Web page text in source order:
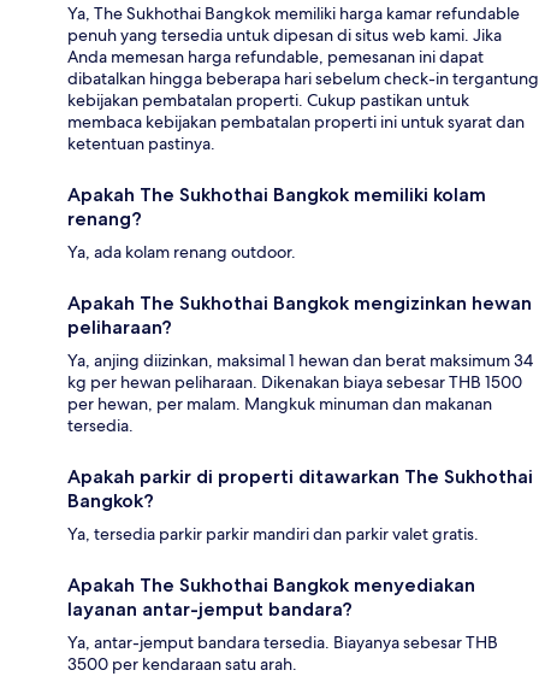
Ya, The Sukhothai Bangkok memiliki harga kamar refundable
penuh yang tersedia untuk dipesan di situs web kami. Jika
Anda memesan harga refundable, pemesanan ini dapat
dibatalkan hingga beberapa hari sebelum check-in tergantung
kebijakan pembatalan properti. Cukup pastikan untuk
membaca kebijakan pembatalan properti ini untuk syarat dan
ketentuan pastinya.
Apakah The Sukhothai Bangkok memiliki kolam
renang?
Ya, ada kolam renang outdoor.
Apakah The Sukhothai Bangkok mengizinkan hewan
peliharaan?
Ya, anjing diizinkan, maksimal 1 hewan dan berat maksimum 34
kg per hewan peliharaan. Dikenakan biaya sebesar THB 1500
per hewan, per malam. Mangkuk minuman dan makanan
tersedia.
Apakah parkir di properti ditawarkan The Sukhothai
Bangkok?
Ya, tersedia parkir parkir mandiri dan parkir valet gratis.
Apakah The Sukhothai Bangkok menyediakan
layanan antar-jemput bandara?
Ya, antar-jemput bandara tersedia. Biayanya sebesar THB
3500 per kendaraan satu arah.